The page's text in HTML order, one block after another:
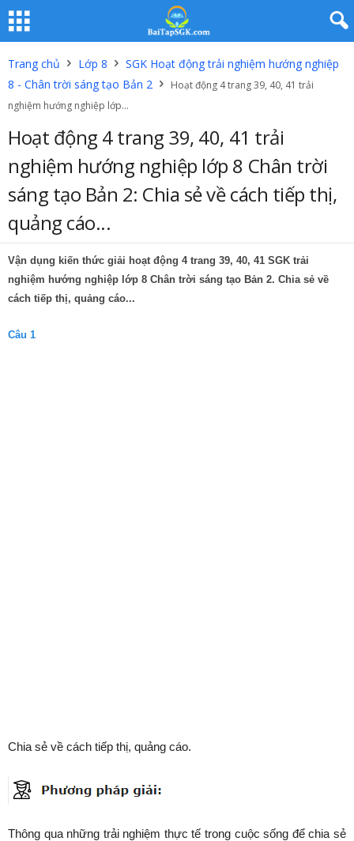
Trang chủ Lớp 8
SGK Hoạt động trải nghiệm hướng nghiệp
8 - Chân trời sáng tạo Bản 2
Hoạt động 4 trang 39, 40, 41 trải
nghiệm hướng nghiệp lớp...
Hoạt động 4 trang 39, 40, 41 trải
nghiệm hướng nghiệp lớp 8 Chân trời
sáng tạo Bản 2: Chia sẻ về cách tiếp thị,
quảng cáo...
Vận dụng kiến thức giải hoạt động 4 trang 39, 40, 41 SGK trải
nghiệm hướng nghiệp lớp 8 Chân trời sáng tạo Bản 2. Chia sẻ về
cách tiếp thị, quảng cáo...
Câu 1
Chia sẻ về cách tiếp thị, quảng cáo.
Thông qua những trải nghiệm thực tế trong cuộc sống để chia sẻ